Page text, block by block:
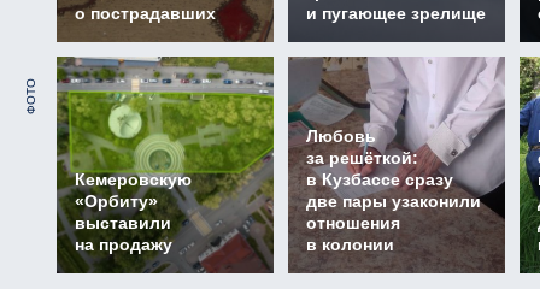
о пострадавших
и пугающее зрелище
ФОТО
Кемеровскую
«Орбиту»
выставили
на продажу
Любовь
за решёткой:
в Кузбассе сразу
две пары узаконили
отношения
в колонии